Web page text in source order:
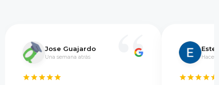
Jose Guajardo
Una semana atrás Hace